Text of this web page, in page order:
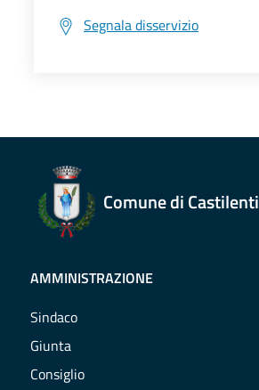
Segnala disservizio
Comune di Castilenti
AMMINISTRAZIONE
Sindaco
Giunta
Consiglio